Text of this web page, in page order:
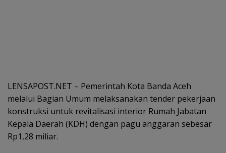
LENSAPOST.NET – Pemerintah Kota Banda Aceh
melalui Bagian Umum melaksanakan tender pekerjaan
konstruksi untuk revitalisasi interior Rumah Jabatan
Kepala Daerah (KDH) dengan pagu anggaran sebesar
Rp1,28 miliar.